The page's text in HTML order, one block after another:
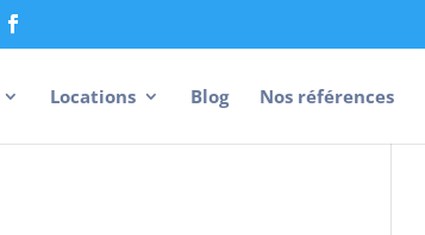
Locations Blog Nos références